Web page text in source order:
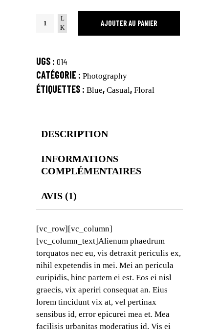
Summer
AJOUTER AU PANIER
UGS : 014
CATÉGORIE : Photography
ÉTIQUETTES : Blue, Casual, Floral
DESCRIPTION
INFORMATIONS
COMPLÉMENTAIRES
AVIS (1)
[vc_row][vc_column]
[vc_column_text]Alienum phaedrum
torquatos nec eu, vis detraxit periculis ex,
nihil expetendis in mei. Mei an pericula
euripidis, hinc partem ei est. Eos ei nisl
graecis, vix aperiri consequat an. Eius
lorem tincidunt vix at, vel pertinax
sensibus id, error epicurei mea et. Mea
facilisis urbanitas moderatius id. Vis ei